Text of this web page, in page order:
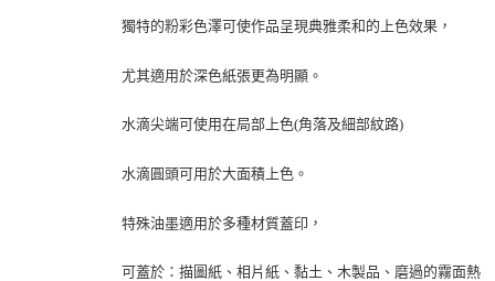
獨特的粉彩色澤可使作品呈現典雅柔和的上色效果，
尤其適用於深色紙張更為明顯。
水滴尖端可使用在局部上色(角落及細部紋路)
水滴圓頭可用於大面積上色。
特殊油墨適用於多種材質蓋印，
可蓋於：描圖紙、相片紙、黏土、木製品、磨過的霧面熱